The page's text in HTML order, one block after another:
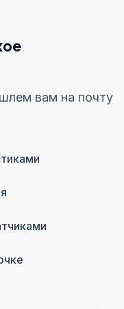
вам на почту